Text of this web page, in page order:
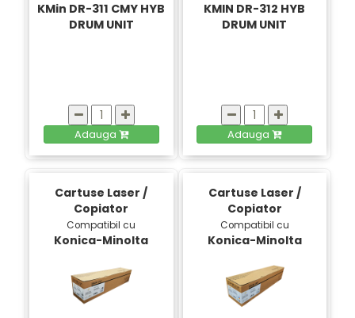
KMin DR-311 CMY HYB
DRUM UNIT
Adauga
KMIN DR-312 HYB
DRUM UNIT
Adauga
Cartuse Laser /
Copiator
Compatibil cu
Konica-Minolta
Cartuse Laser /
Copiator
Compatibil cu
Konica-Minolta